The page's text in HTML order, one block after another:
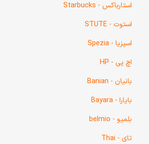
استارباکس - Starbucks
استوت - STUTE
اسپزیا - Spezia
اچ پی - HP
بانیان - Banian
بایارا - Bayara
بلمیو - belmio
تای - Thai